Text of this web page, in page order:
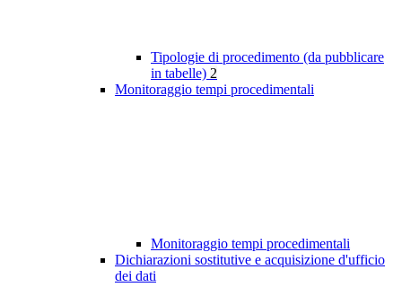
Tipologie di procedimento (da pubblicare
in tabelle) 2
Monitoraggio tempi procedimentali
Monitoraggio tempi procedimentali
Dichiarazioni sostitutive e acquisizione d'ufficio
dei dati